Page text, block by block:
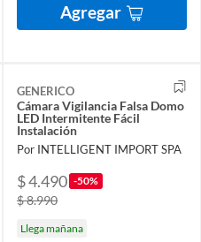
Agregar
GENERICO
Cámara Vigilancia Falsa Domo
LED Intermitente Fácil
Instalación
Por INTELLIGENT IMPORT SPA
$ 4.490 -50%
$ 8.990
Llega mañana